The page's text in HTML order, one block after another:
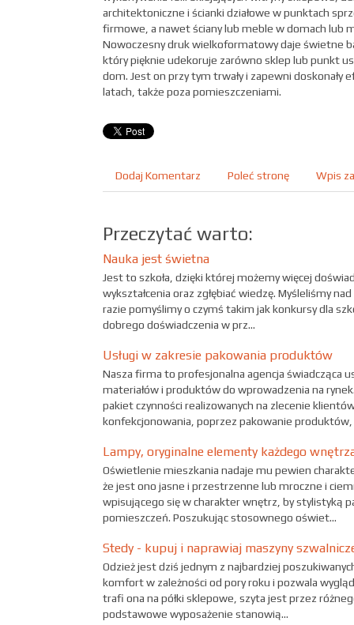
architektoniczne i ścianki działowe w punktach
firmowe, a nawet ściany lub meble w domach lub
Nowoczesny druk wielkoformatowy daje świetne
który pięknie udekoruje zarówno sklep lub punkt
dom. Jest on przy tym trwały i zapewni doskonały
latach, także poza pomieszczeniami.
Dodaj Komentarz Poleć stronę Wpis
Przeczytać warto:
Nauka jest świetna
Jest to szkoła, dzięki której możemy więcej
wykształcenia oraz zgłębiać wiedzę. Myśleliśmy
razie pomyślimy o czymś takim jak konkursy dla
dobrego doświadczenia w prz...
Usługi w zakresie pakowania produktów
Nasza firma to profesjonalna agencja świadcząca
materiałów i produktów do wprowadzenia na
pakiet czynności realizowanych na zlecenie
konfekcjonowania, poprzez pakowanie produktów,
Lampy, oryginalne elementy każdego
Oświetlenie mieszkania nadaje mu pewien
że jest ono jasne i przestrzenne lub mroczne i
wpisującego się w charakter wnętrz, by stylistyką
pomieszczeń. Poszukując stosownego oświet...
Stedy - kupuj i naprawiaj maszyny
Odzież jest dziś jednym z najbardziej
komfort w zależności od pory roku i pozwala
trafi ona na półki sklepowe, szyta jest przez
podstawowe wyposażenie stanowią...